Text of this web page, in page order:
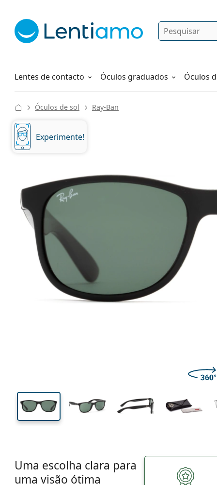
Pesquisar
Lentes de contacto
Líquidos Óculos graduados Óculos
Como fazer um pedido
Óculos de sol Ray-Ban
43 mm
Comprimento do cristal
55 mm
Calibre do cristal
Calibre
Experimente!
Uma escolha clara para
uma visão ótima